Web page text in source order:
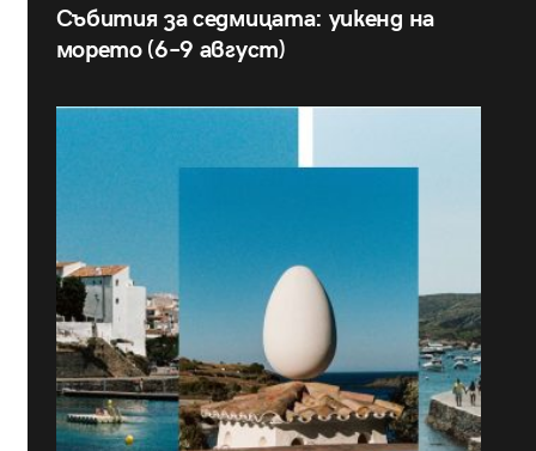
Събития за седмицата: уикенд на
морето (6–9 август)